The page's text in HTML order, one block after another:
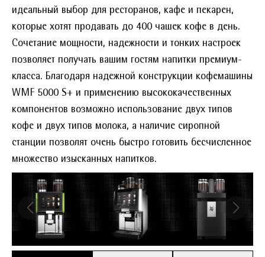
идеальный выбор для ресторанов, кафе и пекарен,
которые хотят продавать до 400 чашек кофе в день.
Сочетание мощности, надежности и тонких настроек
позволяет получать вашим гостям напитки премиум-
класса. Благодаря надежной конструкции кофемашины
WMF 5000 S+ и применению высококачественных
компонентов возможно использование двух типов
кофе и двух типов молока, а наличие сиропной
станции позволят очень быстро готовить бесчисленное
множество изысканных напитков.